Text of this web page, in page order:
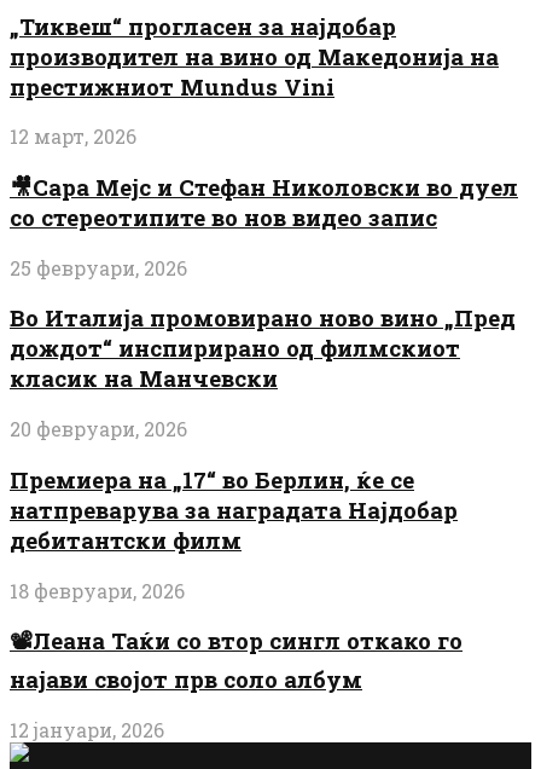
„Тиквеш“ прогласен за најдобар
производител на вино од Македонија на
престижниот Mundus Vini
12 март, 2026
🎥Сара Мејс и Стефан Николовски во дуел
со стереотипите во нов видео запис
25 февруари, 2026
Во Италија промовирано ново вино „Пред
дождот“ инспирирано од филмскиот
класик на Манчевски
20 февруари, 2026
Премиера на „17“ во Берлин, ќе се
натпреварува за наградата Најдобар
дебитантски филм
18 февруари, 2026
📽️Леана Таќи со втор сингл откако го
најави својот прв соло албум
12 јануари, 2026